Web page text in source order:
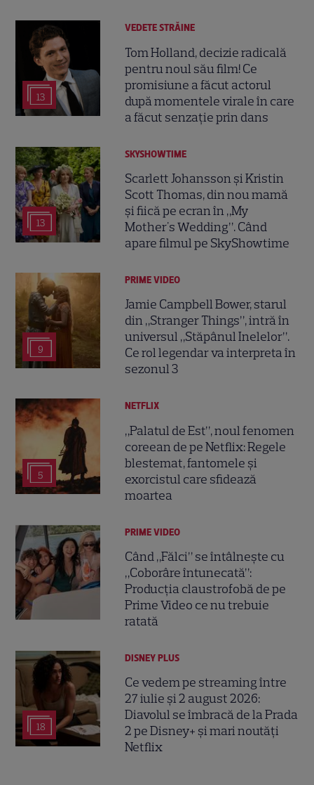
13
VEDETE STRĂINE
Tom Holland, decizie radicală
pentru noul său film! Ce
promisiune a făcut actorul
după momentele virale în care
a făcut senzație prin dans
13
SKYSHOWTIME
Scarlett Johansson și Kristin
Scott Thomas, din nou mamă
și fiică pe ecran în „My
Mother's Wedding”. Când
apare filmul pe SkyShowtime
9
PRIME VIDEO
Jamie Campbell Bower, starul
din „Stranger Things”, intră în
universul „Stăpânul Inelelor”.
Ce rol legendar va interpreta în
sezonul 3
5
NETFLIX
„Palatul de Est”, noul fenomen
coreean de pe Netflix: Regele
blestemat, fantomele și
exorcistul care sfidează
moartea
PRIME VIDEO
Când „Fălci” se întâlnește cu
„Coborâre întunecată”:
Producția claustrofobă de pe
Prime Video ce nu trebuie
ratată
18
DISNEY PLUS
Ce vedem pe streaming între
27 iulie și 2 august 2026:
Diavolul se îmbracă de la Prada
2 pe Disney+ și mari noutăți
Netflix